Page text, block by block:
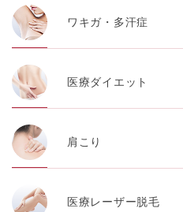
ワキガ・多汗症
医療ダイエット
肩こり
医療レーザー脱毛